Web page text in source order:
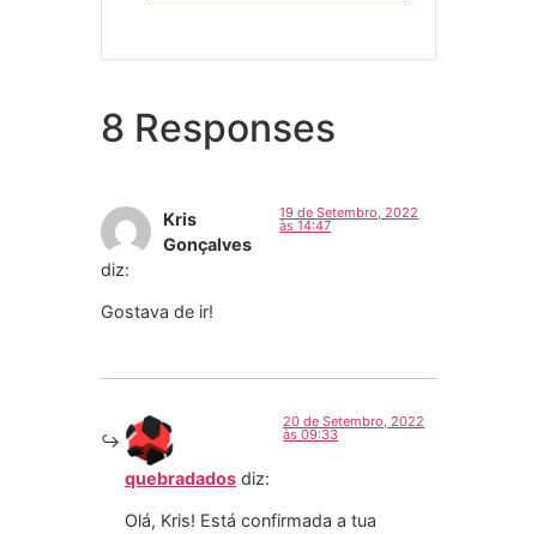
8 Responses
Kris
Gonçalves
diz:
19 de Setembro, 2022
às 14:47
Gostava de ir!
quebradados diz:
20 de Setembro, 2022
às 09:33
Olá, Kris! Está confirmada a tua